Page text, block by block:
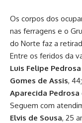
Os corpos dos
nas ferragens e o
do Norte faz a
Entre os feridos da
Luis Felipe
Gomes de Assis, 44;
Aparecida Pedrosa
Seguem com
Elvis de Sousa, 25